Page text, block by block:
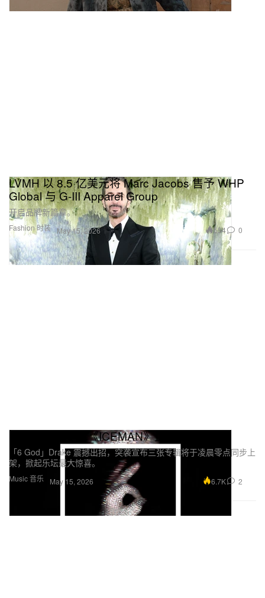
Fashion 时装
LVMH 以 8.5 亿美元将 Marc Jacobs 售予 WHP
Global 与 G-III Apparel Group
开启品牌新篇章。
May 15, 2026 554 0
Music 音乐
Drake 全新专辑《ICEMAN》正式上线
「6 God」Drake 震撼出招，突袭宣布三张专辑将于凌晨零点同步上
架，掀起乐坛最大惊喜。
May 15, 2026 6.7K 2